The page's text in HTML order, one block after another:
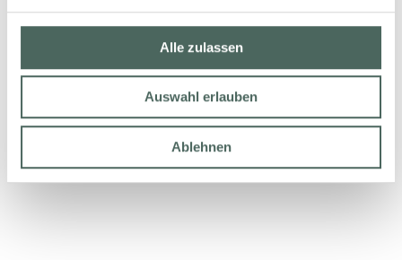
Alle zulassen
Auswahl erlauben
Ablehnen